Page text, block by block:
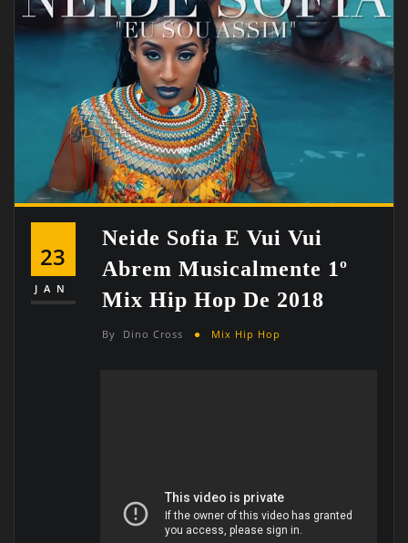
23
JAN
Neide Sofia E Vui Vui
Abrem Musicalmente 1º
Mix Hip Hop De 2018
By Dino Cross Mix Hip Hop